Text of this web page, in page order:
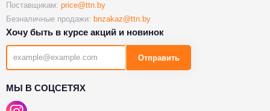
Поставщикам: price@ttn.by
Безналичные продажи: bnzakaz@ttn.by
Хочу быть в курсе акций и новинок
Отправить
МЫ В СОЦСЕТЯХ